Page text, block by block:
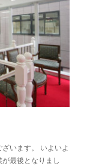
います。 いよいよ
最後となりまし